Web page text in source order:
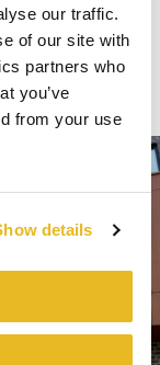
our traffic.
of our site with
partners who
you’ve
from your use
details